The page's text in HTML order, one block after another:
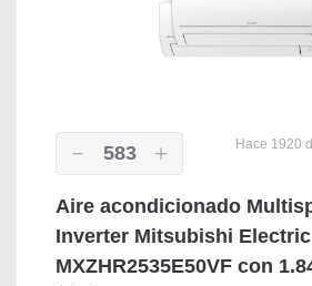
583 Hace 1920
Aire acondicionado
Inverter Mitsubishi Electric
MXZHR2535E50VF con